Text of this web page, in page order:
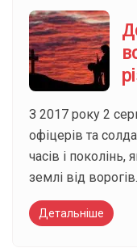
З 2017 року 2
офіцерів та
часів і поколінь,
землі від ворогів.
Детальніше